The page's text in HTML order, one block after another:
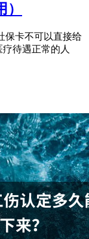
保卡不可以直接给
待遇正常的人